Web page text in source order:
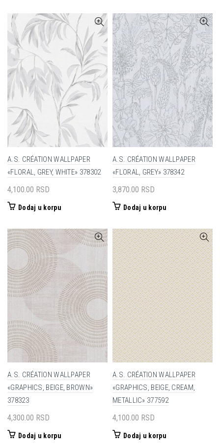
A.S. CRÉATION WALLPAPER
«FLORAL, GREY, WHITE» 378302
4,100.00 RSD
Dodaj u korpu
A.S. CRÉATION WALLPAPER
«FLORAL, GREY» 378342
3,870.00 RSD
Dodaj u korpu
A.S. CRÉATION WALLPAPER
«GRAPHICS, BEIGE, BROWN»
378323
4,300.00 RSD
Dodaj u korpu
A.S. CRÉATION WALLPAPER
«GRAPHICS, BEIGE, CREAM,
METALLIC» 377592
4,100.00 RSD
Dodaj u korpu